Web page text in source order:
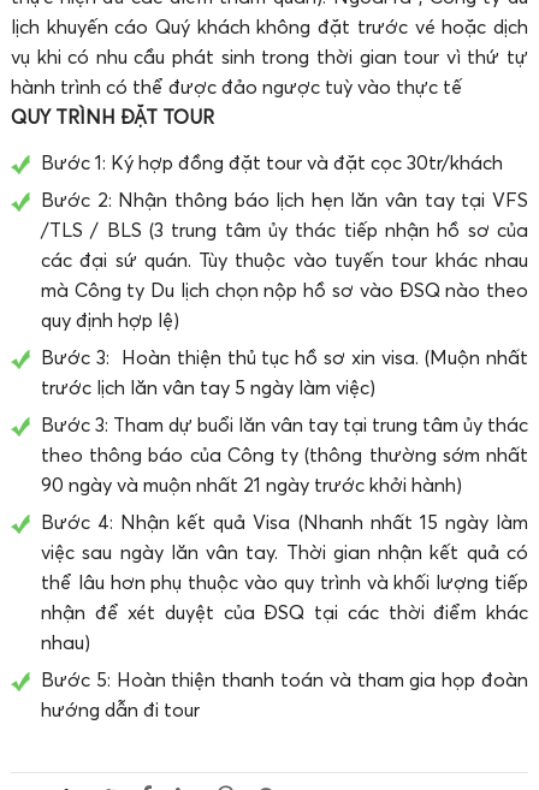
lịch khuyến cáo Quý khách không đặt trước vé hoặc dịch
vụ khi có nhu cầu phát sinh trong thời gian tour vì thứ tự
hành trình có thể được đảo ngược tuỳ vào thực tế
QUY TRÌNH ĐẶT TOUR
Bước 1: Ký hợp đồng đặt tour và đặt cọc 30tr/khách
Bước 2: Nhận thông báo lịch hẹn lăn vân tay tại VFS
/TLS / BLS (3 trung tâm ủy thác tiếp nhận hồ sơ của
các đại sứ quán. Tùy thuộc vào tuyến tour khác nhau
mà Công ty Du lịch chọn nộp hồ sơ vào ĐSQ nào theo
quy định hợp lệ)
Bước 3: Hoàn thiện thủ tục hồ sơ xin visa. (Muộn nhất
trước lịch lăn vân tay 5 ngày làm việc)
Bước 3: Tham dự buổi lăn vân tay tại trung tâm ủy thác
theo thông báo của Công ty (thông thường sớm nhất
90 ngày và muộn nhất 21 ngày trước khởi hành)
Bước 4: Nhận kết quả Visa (Nhanh nhất 15 ngày làm
việc sau ngày lăn vân tay. Thời gian nhận kết quả có
thể lâu hơn phụ thuộc vào quy trình và khối lượng tiếp
nhận để xét duyệt của ĐSQ tại các thời điểm khác
nhau)
Bước 5: Hoàn thiện thanh toán và tham gia họp đoàn
hướng dẫn đi tour